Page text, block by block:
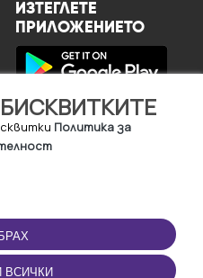
Политика за
ВСИЧКИ
ИЗТЕГЛЕТЕ
ПРИЛОЖЕНИЕТО